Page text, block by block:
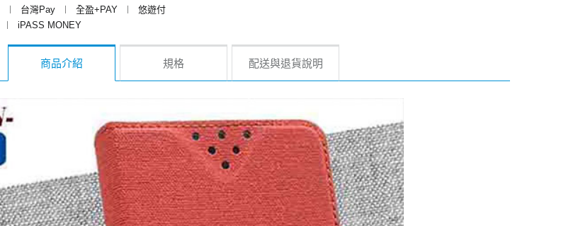
︱ 台灣Pay ︱ 全盈+PAY ︱
悠遊付
︱ iPASS MONEY
商品介紹 規格 配送與退貨說明